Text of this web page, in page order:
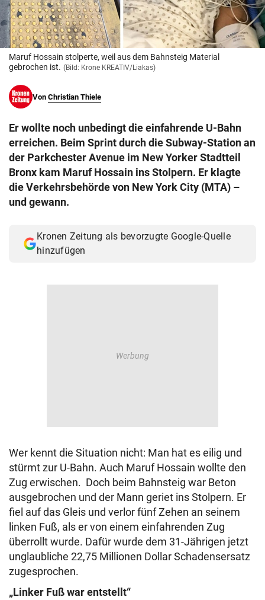
© Krone Multimedia GmbH & Co KG 2026
Muthgasse 2, 1190 Wien
Maruf Hossain stolperte, weil aus dem Bahnsteig Material
gebrochen ist. (Bild: Krone KREATIV/Liakas)
Von Christian Thiele
Er wollte noch unbedingt die einfahrende U-Bahn
erreichen. Beim Sprint durch die Subway-Station an
der Parkchester Avenue im New Yorker Stadtteil
Bronx kam Maruf Hossain ins Stolpern. Er klagte
die Verkehrsbehörde von New York City (MTA) –
und gewann.
Kronen Zeitung als bevorzugte Google-Quelle
hinzufügen
Wer kennt die Situation nicht: Man hat es eilig und
stürmt zur U-Bahn. Auch Maruf Hossain wollte den
Zug erwischen. Doch beim Bahnsteig war Beton
ausgebrochen und der Mann geriet ins Stolpern. Er
fiel auf das Gleis und verlor fünf Zehen an seinem
linken Fuß, als er von einem einfahrenden Zug
überrollt wurde. Dafür wurde dem 31-Jährigen jetzt
unglaubliche 22,75 Millionen Dollar Schadensersatz
zugesprochen.
„Linker Fuß war entstellt“